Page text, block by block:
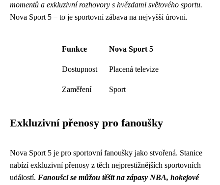
momentů a exkluzivní rozhovory s hvězdami světového sportu.
Nova Sport 5 – to je sportovní zábava na nejvyšší úrovni.
Funkce Nova Sport 5
Dostupnost Placená televize
Zaměření Sport
Exkluzivní přenosy pro fanoušky
Nova Sport 5 je pro sportovní fanoušky jako stvořená. Stanice
nabízí exkluzivní přenosy z těch nejprestižnějších sportovních
událostí. Fanoušci se můžou těšit na zápasy NBA, hokejové